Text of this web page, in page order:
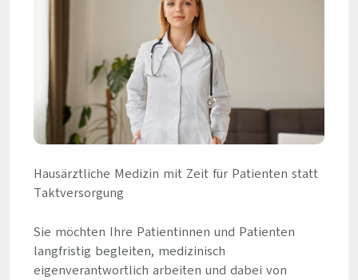
Hausärztliche Medizin mit Zeit für Patienten statt
Taktversorgung
Sie möchten Ihre Patientinnen und Patienten
langfristig begleiten, medizinisch
eigenverantwortlich arbeiten und dabei von